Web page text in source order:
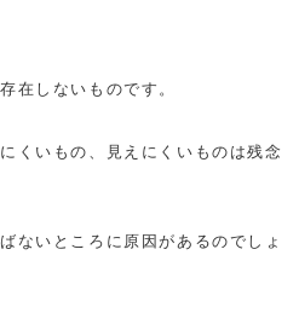
在しないものです。
くいもの、見えにくいものは残念
ないところに原因があるのでしょ